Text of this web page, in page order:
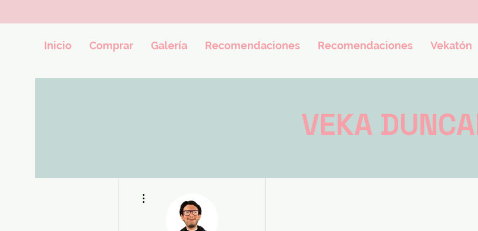
Inicio Comprar Galería Recomendaciones Recomendaciones Vekatón
VEKA